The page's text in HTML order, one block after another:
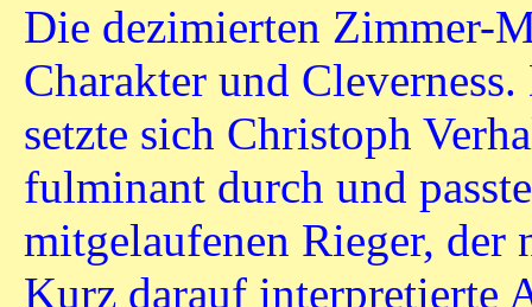
Die dezimierten Zimmer-
Charakter und
setzte sich Christoph
fulminant durch und
mitgelaufenen Rieger, der
Kurz darauf interpretierte